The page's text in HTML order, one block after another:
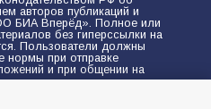
авторов публикаций и
БИА Вперёд». Полное или
без гиперссылки на
Пользователи должны
нормы при отправке
и при общении на
защиты информации